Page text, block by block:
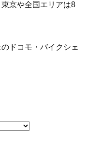
京や全国エリアは8
ドコモ・バイクシェ